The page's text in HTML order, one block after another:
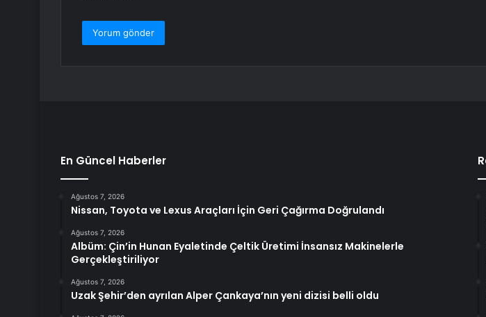
En Güncel Haberler
Ağustos 7, 2026
Nissan, Toyota ve Lexus Araçları İçin Geri Çağırma Doğrulandı
Ağustos 7, 2026
Albüm: Çin’in Hunan Eyaletinde Çeltik Üretimi İnsansız Makinelerle
Gerçekleştiriliyor
Ağustos 7, 2026
Uzak Şehir’den ayrılan Alper Çankaya’nın yeni dizisi belli oldu